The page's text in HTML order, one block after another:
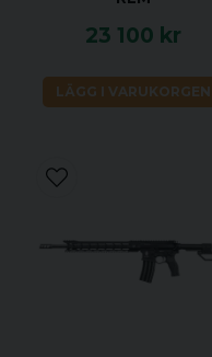
23 100 kr
LÄGG I VARUKORGEN